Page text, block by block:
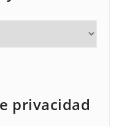
privacidad